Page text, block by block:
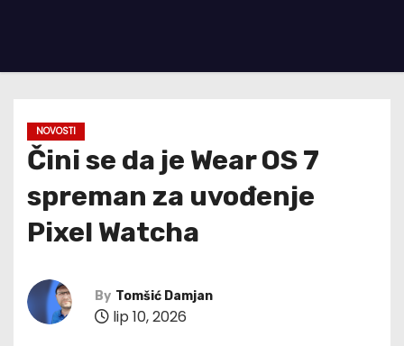
NOVOSTI
Čini se da je Wear OS 7
spreman za uvođenje
Pixel Watcha
By Tomšić Damjan
lip 10, 2026